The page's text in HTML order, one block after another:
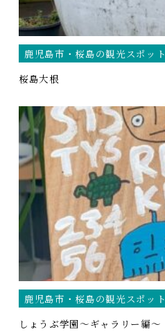
鹿児島市・桜島の観光スポット
桜島大根
鹿児島市・桜島の観光スポット
しょうぶ学園～ギャラリー編～